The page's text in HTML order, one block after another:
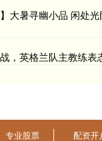
大暑寻幽小品 闲处
，英格兰队主教练表
专业股票 配资开